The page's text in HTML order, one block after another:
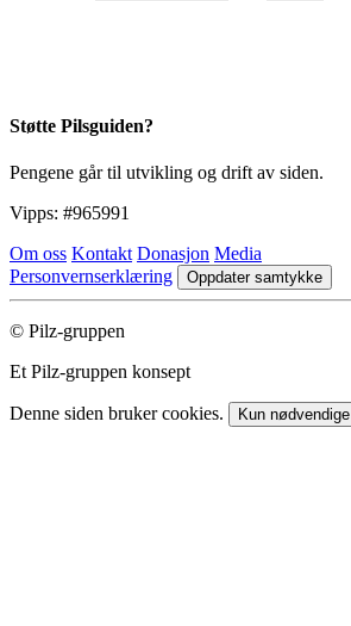
Støtte Pilsguiden?
Pengene går til utvikling og drift av siden.
Vipps: #965991
Om oss Kontakt Donasjon Media
Personvernserklæring
Oppdater samtykke
© Pilz-gruppen
Et Pilz-gruppen konsept
Denne siden bruker cookies. Kun nødvendige